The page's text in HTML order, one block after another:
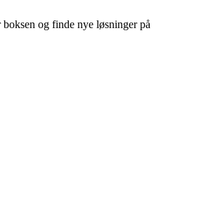
og finde nye løsninger på